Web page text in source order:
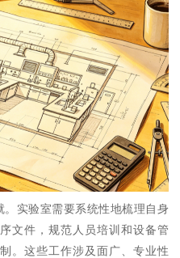
实验室需要系统性地梳理自身
文件，规范人员培训和设备管
。这些工作涉及面广、专业性